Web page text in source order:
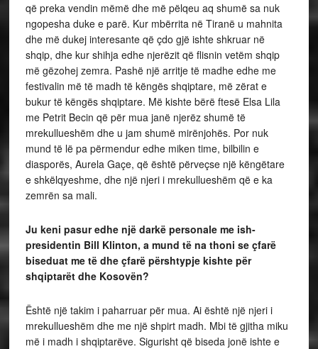
që preka vendin mëmë dhe më pëlqeu aq shumë sa nuk
ngopesha duke e parë. Kur mbërrita në Tiranë u mahnita
dhe më dukej interesante që çdo gjë ishte shkruar në
shqip, dhe kur shihja edhe njerëzit që flisnin vetëm shqip
më gëzohej zemra. Pashë një arritje të madhe edhe me
festivalin më të madh të këngës shqiptare, më zërat e
bukur të këngës shqiptare. Më kishte bërë ftesë Elsa Lila
me Petrit Becin që për mua janë njerëz shumë të
mrekullueshëm dhe u jam shumë mirënjohës. Por nuk
mund të lë pa përmendur edhe miken time, bilbilin e
diasporës, Aurela Gaçe, që është përveçse një këngëtare
e shkëlqyeshme, dhe një njeri i mrekullueshëm që e ka
zemrën sa mali.
Ju keni pasur edhe një darkë personale me ish-
presidentin Bill Klinton, a mund të na thoni se çfarë
biseduat me të dhe çfarë përshtypje kishte për
shqiptarët dhe Kosovën?
Është një takim i paharruar për mua. Ai është një njeri i
mrekullueshëm dhe me një shpirt madh. Mbi të gjitha miku
më i madh i shqiptarëve. Sigurisht që biseda jonë ishte e